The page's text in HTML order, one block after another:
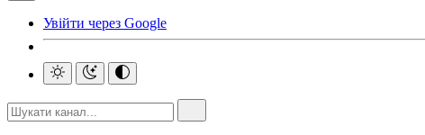
Увійти через Google